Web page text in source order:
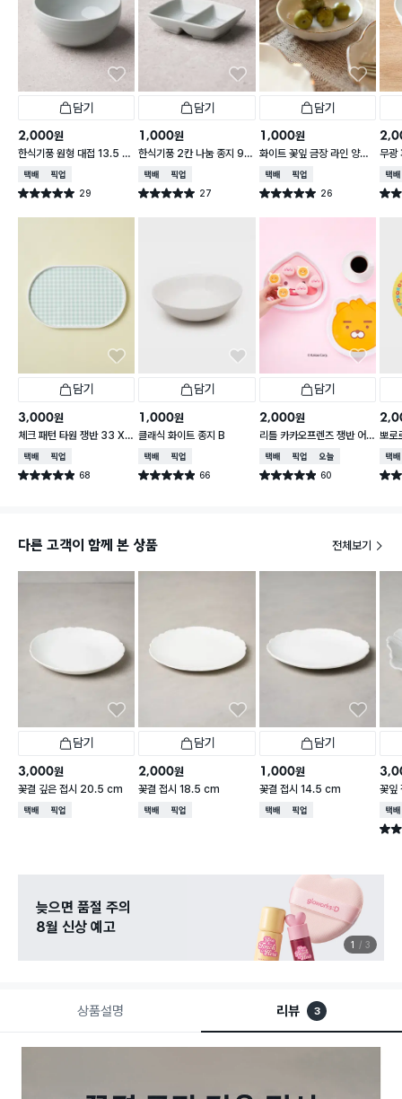
담기
2,000원
한식기풍 원형 대접 13.5 c
m
택배배송매장픽업
별점 5.0점 29
건 작성
담기
1,000원
한식기풍 2칸 나눔 종지 9 c
m
택배배송매장픽업
별점 5.0점 27
건 작성
담기
1,000원
화이트 꽃잎 금장 라인 양각
종지 10 cm
택배배송매장픽업
별점 5.0점 26
건 작성
무광
접
택배
별점
담기
3,000원
체크 패턴 타원 쟁반 33 X
21 cm
택배배송매장픽업
별점 4.9점 68
건 작성
담기
1,000원
클래식 화이트 종지 B
택배배송매장픽업
별점 4.9점 66
건 작성
담기
2,000원
리틀 카카오프렌즈 쟁반 어
피치 약 24.5X25cm
택배배송매장픽업오늘배송
별점 4.9점 60
건 작성
뽀로
cm
택배
별점
다른 고객이 함께 본 상품 전체보기
담기
3,000원
꽃결 깊은 접시 20.5 cm
택배배송매장픽업
담기
2,000원
꽃결 접시 18.5 cm
택배배송매장픽업
담기
1,000원
꽃결 접시 14.5 cm
택배배송매장픽업
꽃
택배
별점
늦으면 품절 주의
8월 신상 예고
1 3
상품설명 리뷰 3